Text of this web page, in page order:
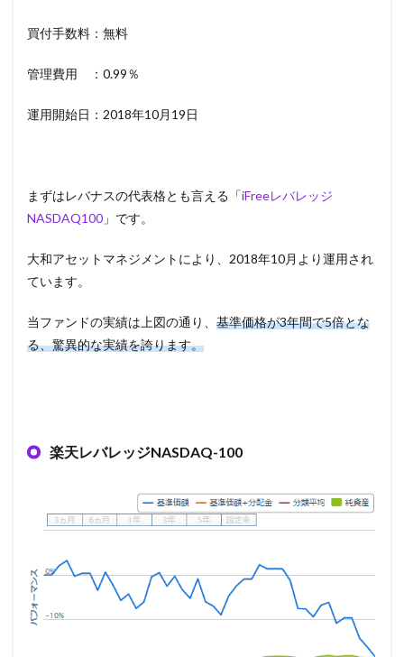
買付手数料：無料
管理費用 ：0.99％
運用開始日：2018年10月19日
まずはレバナスの代表格とも言える「iFreeレバレッジ
NASDAQ100 」です。
大和アセットマネジメントにより、2018年10月より運用され
ています。
当ファンドの実績は上図の通り、 基準価格が3年間で5倍とな
る、驚異的な実績を誇ります。
楽天レバレッジNASDAQ-100